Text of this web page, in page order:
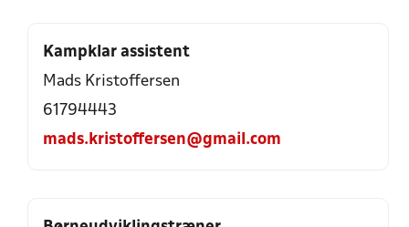
Kampklar assistent
Mads Kristoffersen
61794443
mads.kristoffersen@gmail.com